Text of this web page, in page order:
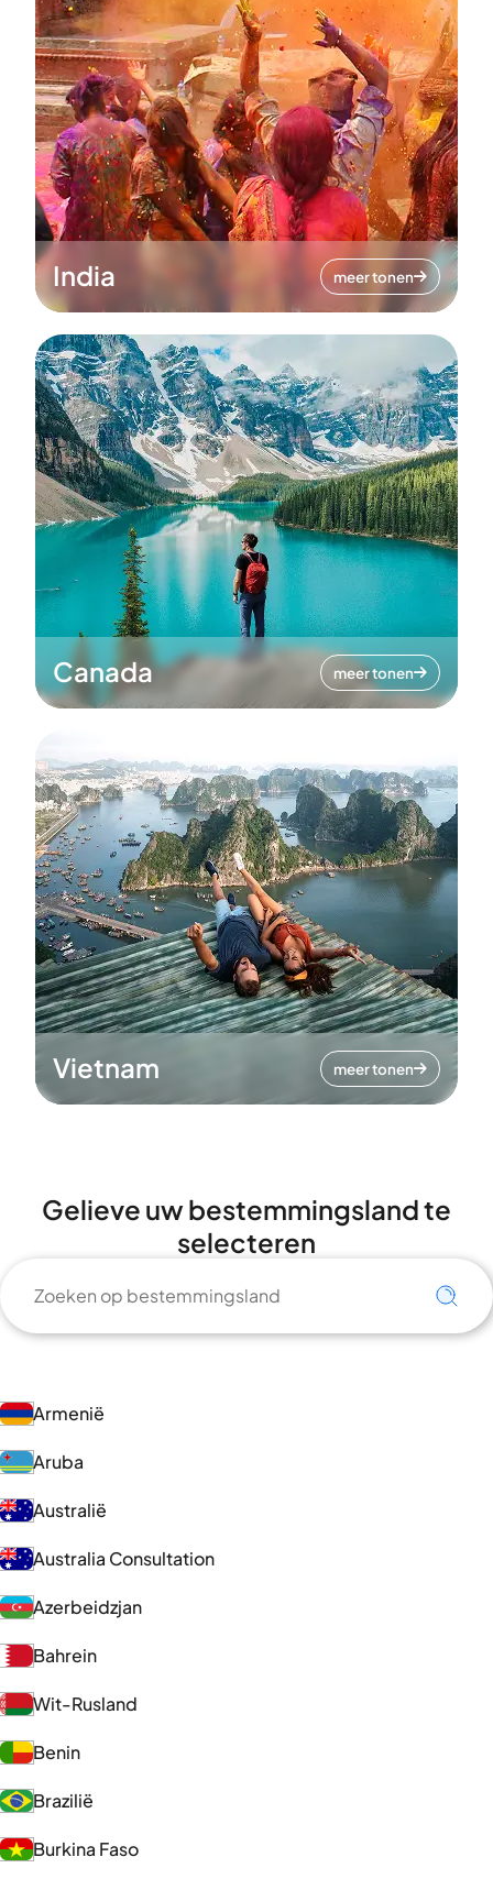
India meer tonen
Canada meer tonen
Vietnam meer tonen
Gelieve uw bestemmingsland te
selecteren
Armenië
Aruba
Australië
Australia Consultation
Azerbeidzjan
Bahrein
Wit-Rusland
Benin
Brazilië
Burkina Faso